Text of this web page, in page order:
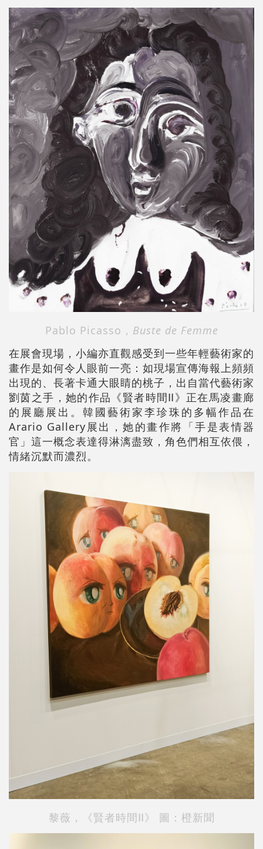
Pablo Picasso， Buste de Femme
在展會現場，小編亦直觀感受到一些年輕藝術家的
畫作是如何令人眼前一亮：如現場宣傳海報上頻頻
出現的、長著卡通大眼睛的桃子，出自當代藝術家
劉茵之手，她的作品《賢者時間Ⅱ》正在馬凌畫廊
的展廳展出。韓國藝術家李珍珠的多幅作品在
Arario Gallery展出，她的畫作將「手是表情器
官」這一概念表達得淋漓盡致，角色們相互依偎，
情緒沉默而濃烈。
黎薇，《賢者時間Ⅱ》 圖：橙新聞